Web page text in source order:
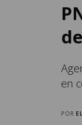
en
POR